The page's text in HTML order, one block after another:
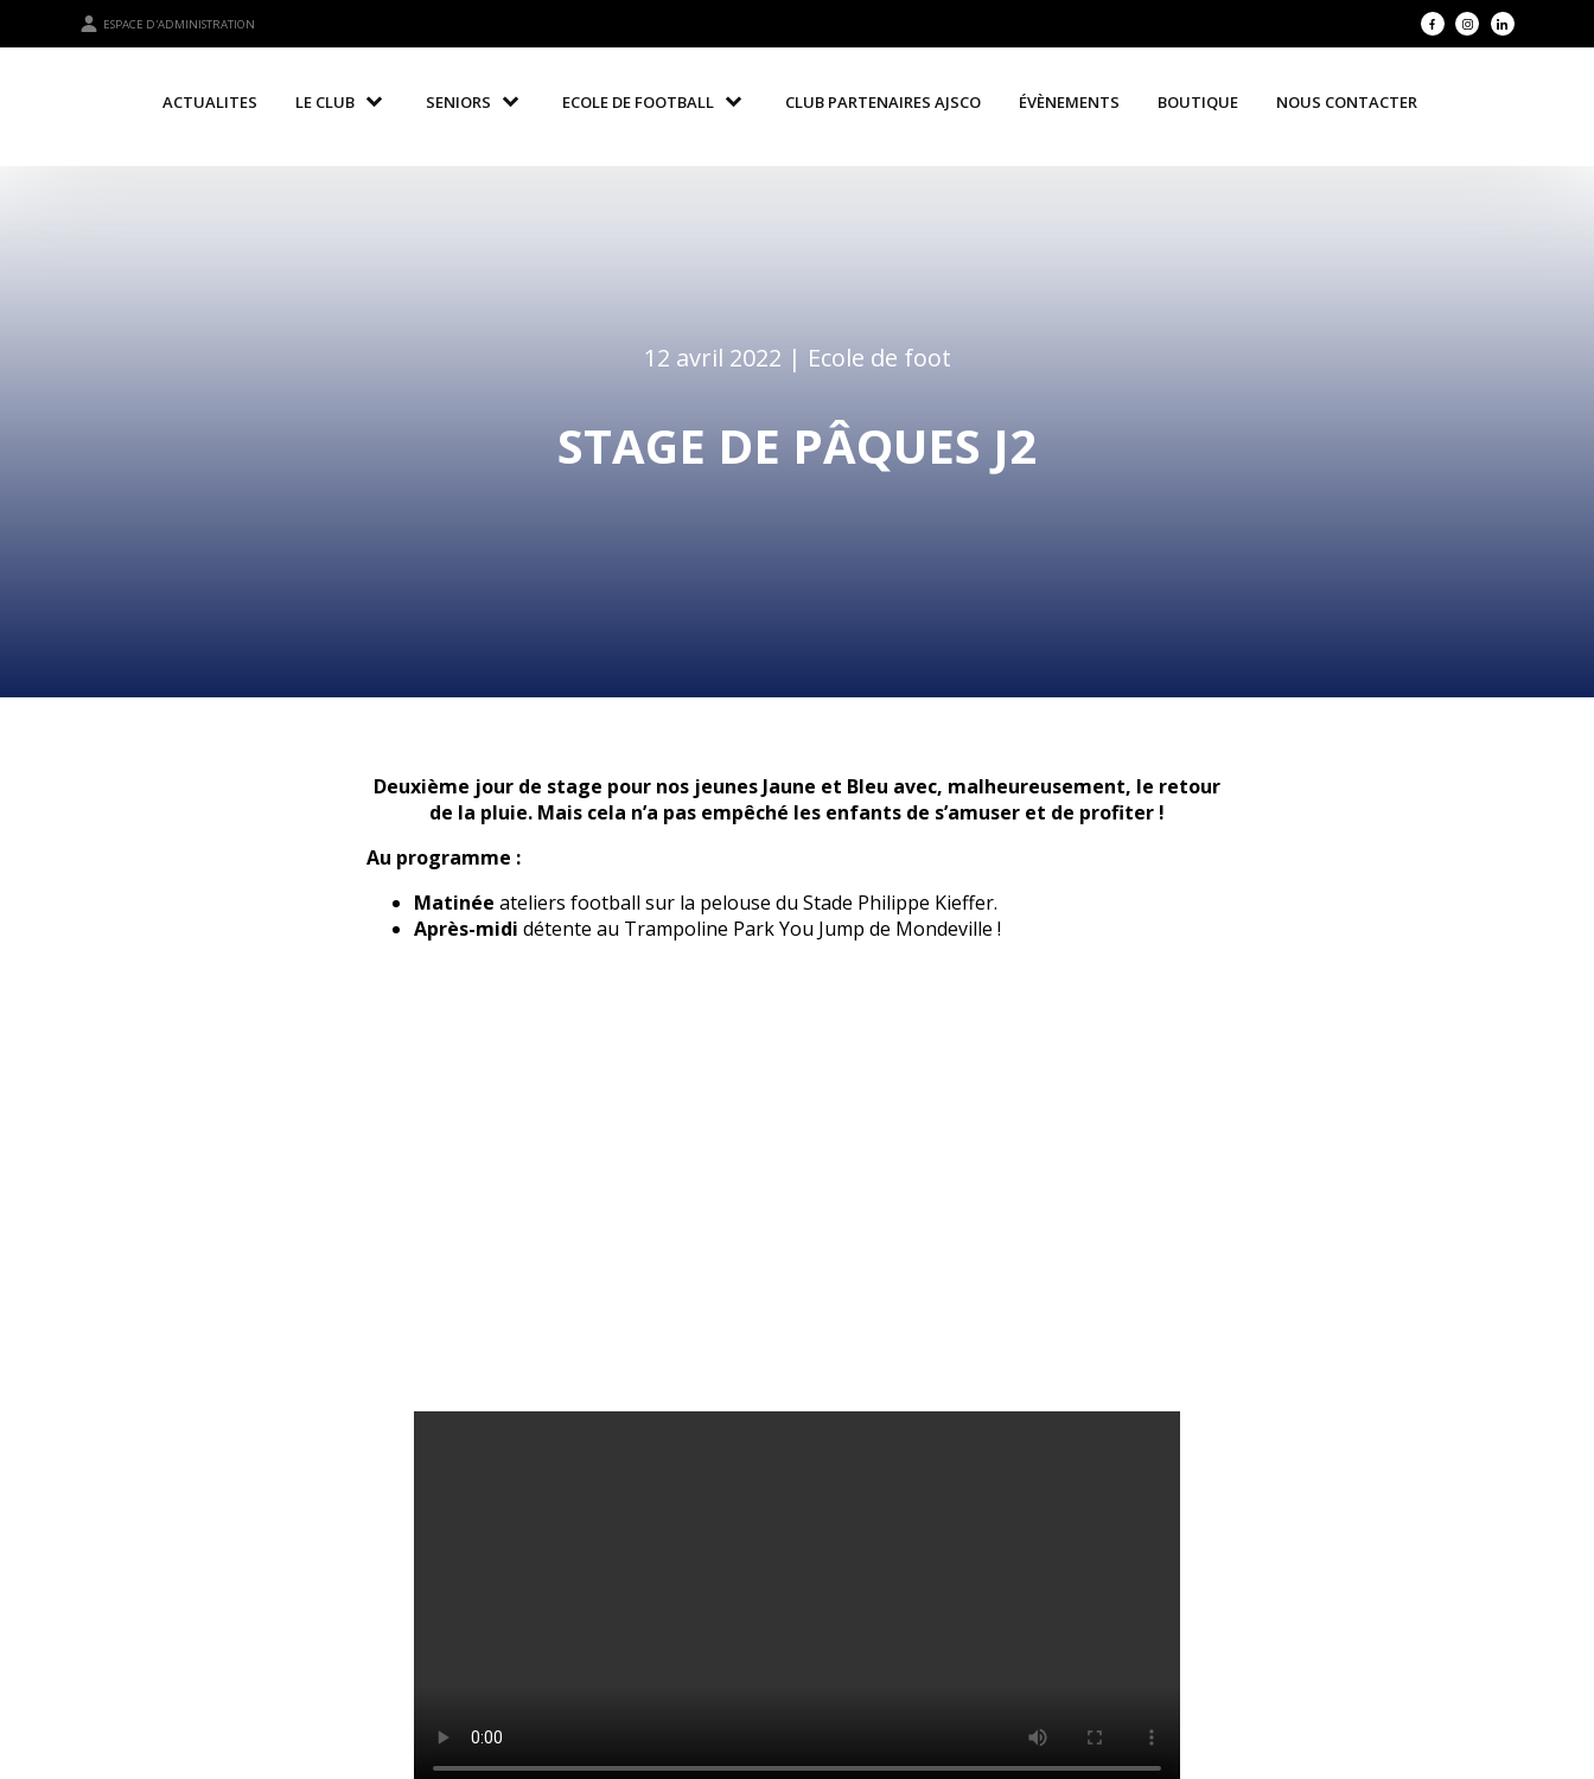
ESPACE D'ADMINISTRATION
ACTUALITES LE CLUB SENIORS ECOLE DE FOOTBALL CLUB PARTENAIRES AJSCO ÉVÈNEMENTS BOUTIQUE NOUS CONTACTER
12 avril 2022 | Ecole de foot
STAGE DE PÂQUES J2
Deuxième jour de stage pour nos jeunes Jaune et Bleu avec, malheureusement, le retour
de la pluie. Mais cela n’a pas empêché les enfants de s’amuser et de profiter !
Au programme :
Matinée ateliers football sur la pelouse du Stade Philippe Kieffer.
Après-midi détente au Trampoline Park You Jump de Mondeville !